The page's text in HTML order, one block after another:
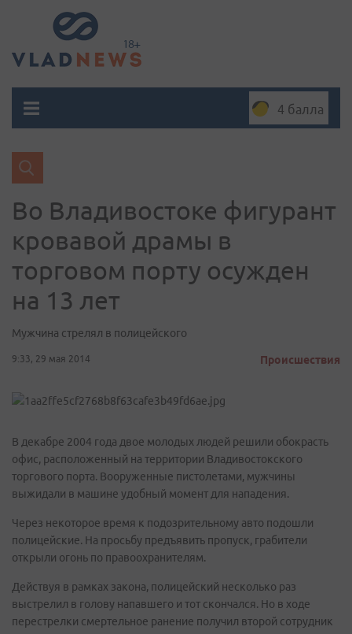
4 балла
Во Владивостоке фигурант
кровавой драмы в
торговом порту осужден
на 13 лет
Мужчина стрелял в полицейского
9:33, 29 мая 2014 Происшествия
В декабре 2004 года двое молодых людей решили обокрасть
офис, расположенный на территории Владивостокского
торгового порта. Вооруженные пистолетами, мужчины
выжидали в машине удобный момент для нападения.
Через некоторое время к подозрительному авто подошли
полицейские. На просьбу предъявить пропуск, грабители
открыли огонь по правоохранителям.
Действуя в рамках закона, полицейский несколько раз
выстрелил в голову напавшего и тот скончался. Но в ходе
перестрелки смертельное ранение получил второй сотрудник